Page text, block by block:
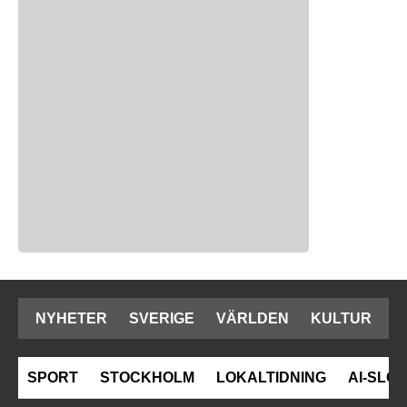
NYHETER SVERIGE VÄRLDEN KULTUR
SPORT STOCKHOLM LOKALTIDNING AI-SLOP